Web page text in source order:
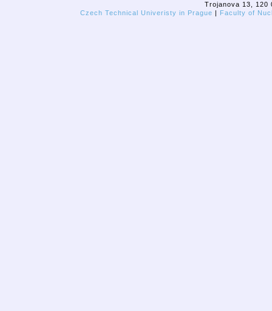
Trojanova 13, 120
Czech Technical Univeristy in Prague
Faculty of